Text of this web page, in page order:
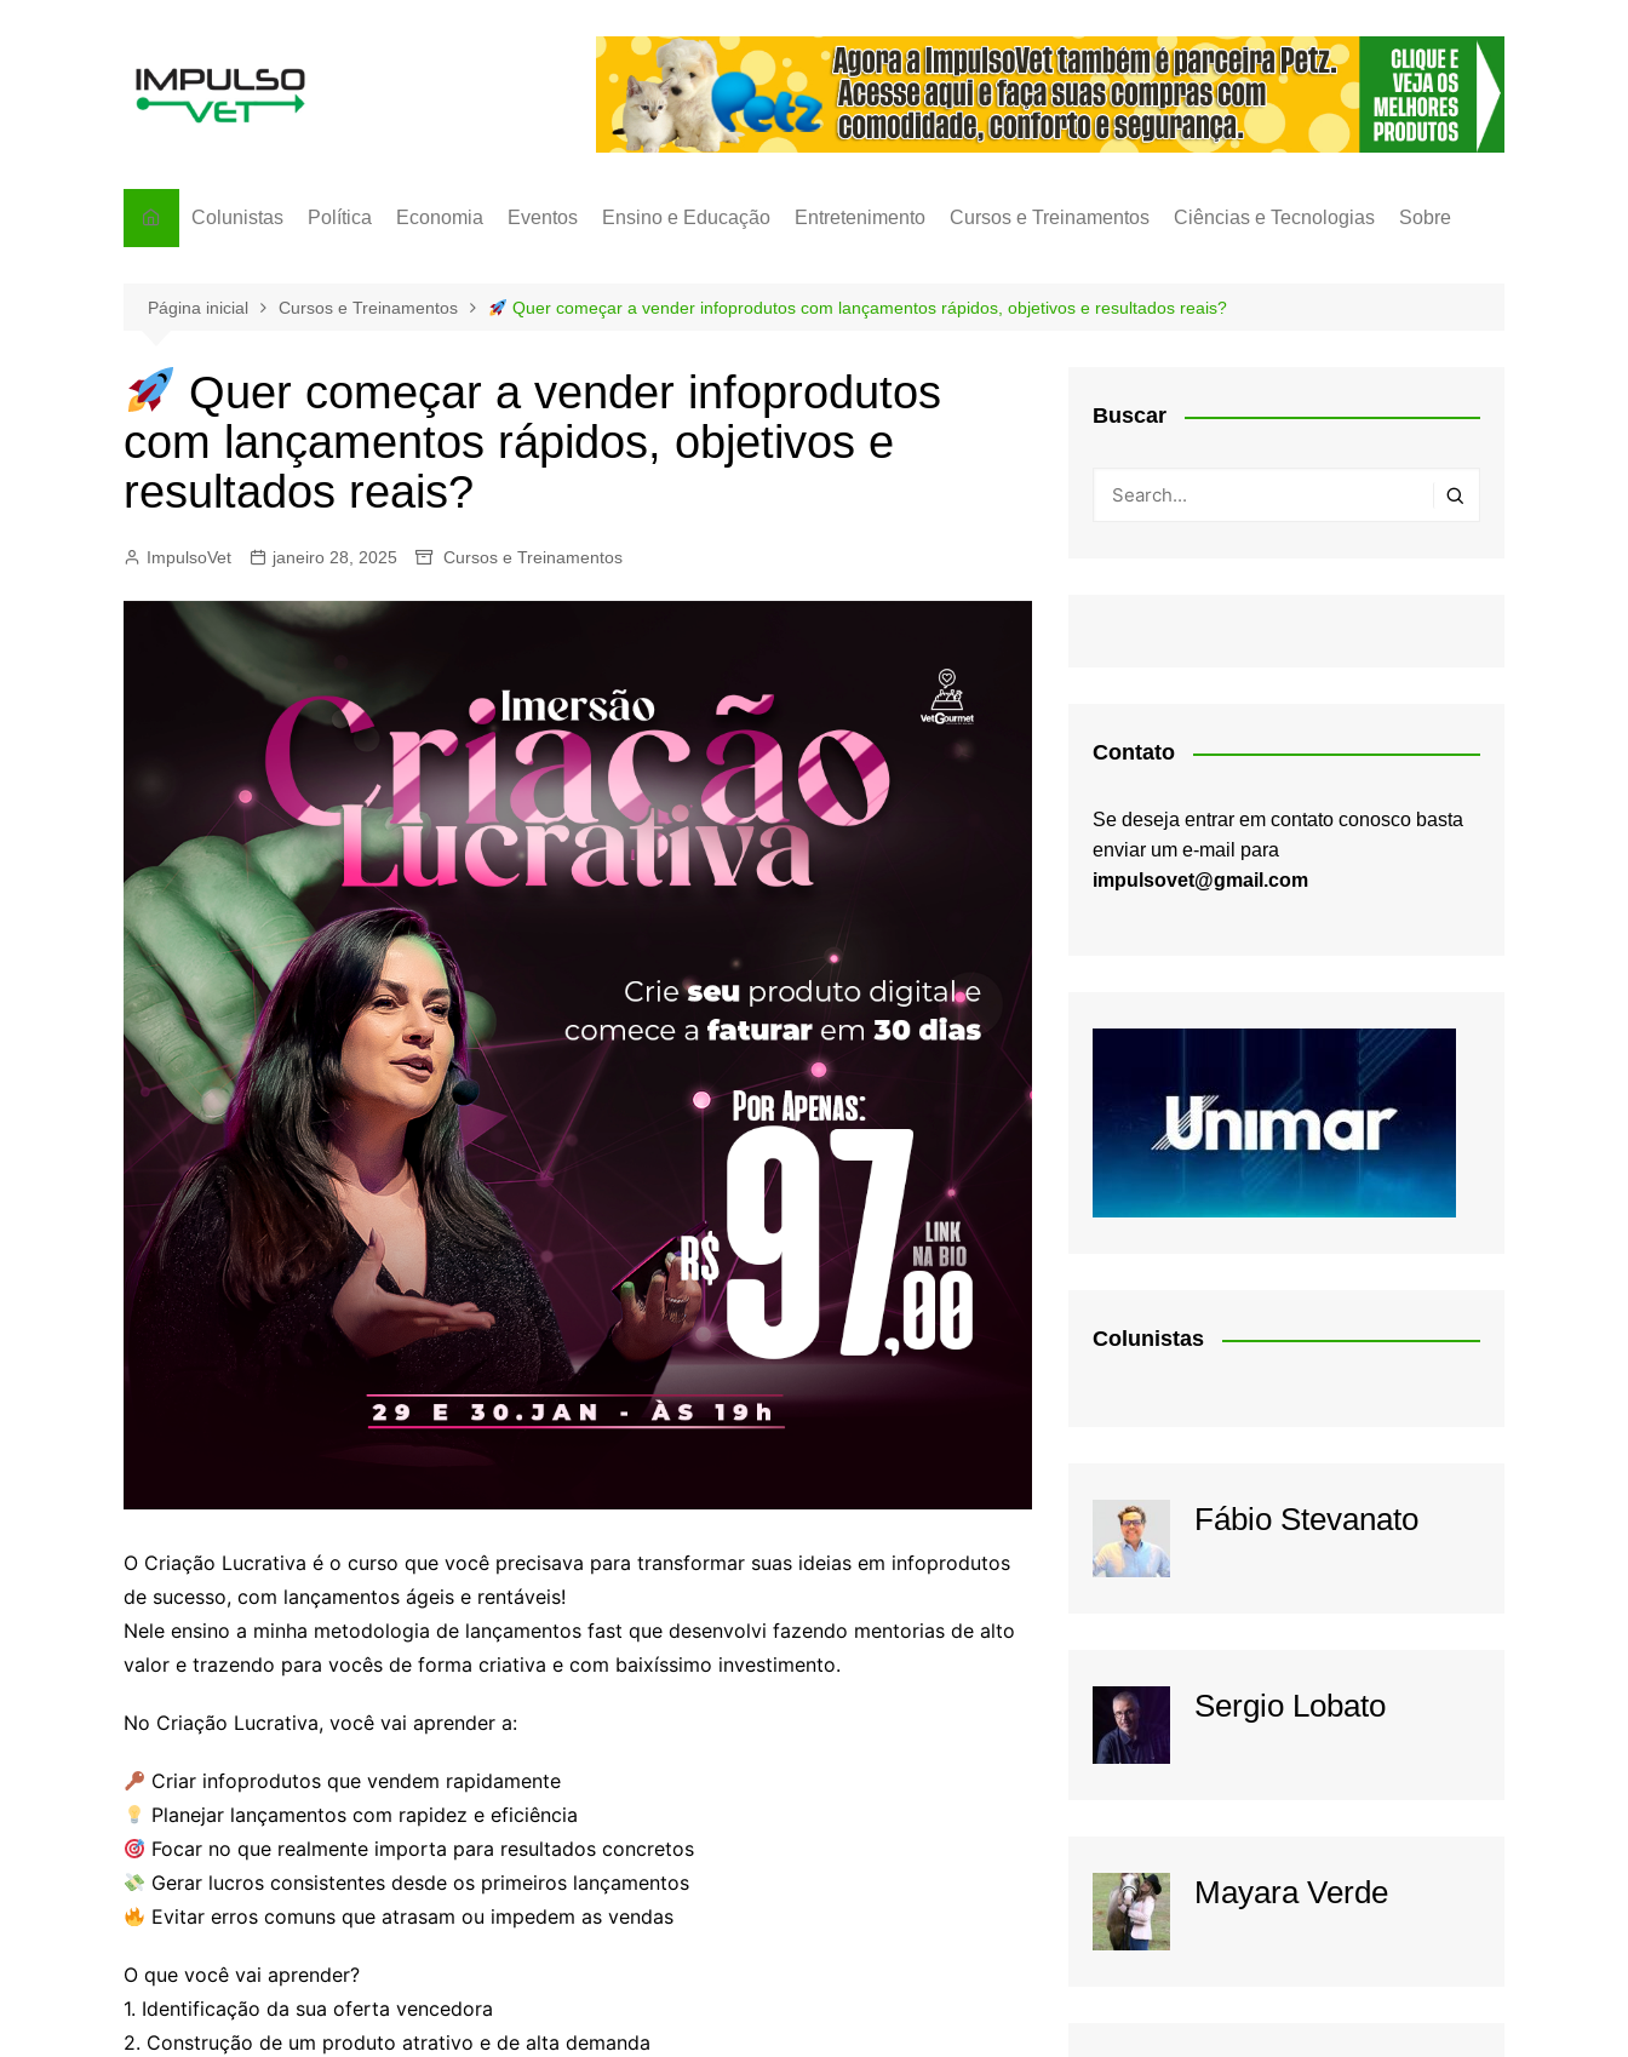
Colunistas Política Economia Eventos Ensino e Educação Entretenimento Cursos e Treinamentos Ciências e Tecnologias Sobre
Página inicial Cursos e Treinamentos Quer começar a vender infoprodutos com lançamentos rápidos, objetivos e resultados reais?
Quer começar a vender infoprodutos
com lançamentos rápidos, objetivos e
resultados reais?
ImpulsoVet janeiro 28, 2025 Cursos e Treinamentos
O Criação Lucrativa é o curso que você precisava para transformar suas ideias em infoprodutos
de sucesso, com lançamentos ágeis e rentáveis!
Nele ensino a minha metodologia de lançamentos fast que desenvolvi fazendo mentorias de alto
valor e trazendo para vocês de forma criativa e com baixíssimo investimento.
No Criação Lucrativa, você vai aprender a:
Criar infoprodutos que vendem rapidamente
Planejar lançamentos com rapidez e eficiência
Focar no que realmente importa para resultados concretos
Gerar lucros consistentes desde os primeiros lançamentos
Evitar erros comuns que atrasam ou impedem as vendas
O que você vai aprender?
1. Identificação da sua oferta vencedora
2. Construção de um produto atrativo e de alta demanda
Buscar
Contato
Se deseja entrar em contato conosco basta
enviar um e-mail para
impulsovet@gmail.com
Colunistas
Fábio Stevanato
Sergio Lobato
Mayara Verde